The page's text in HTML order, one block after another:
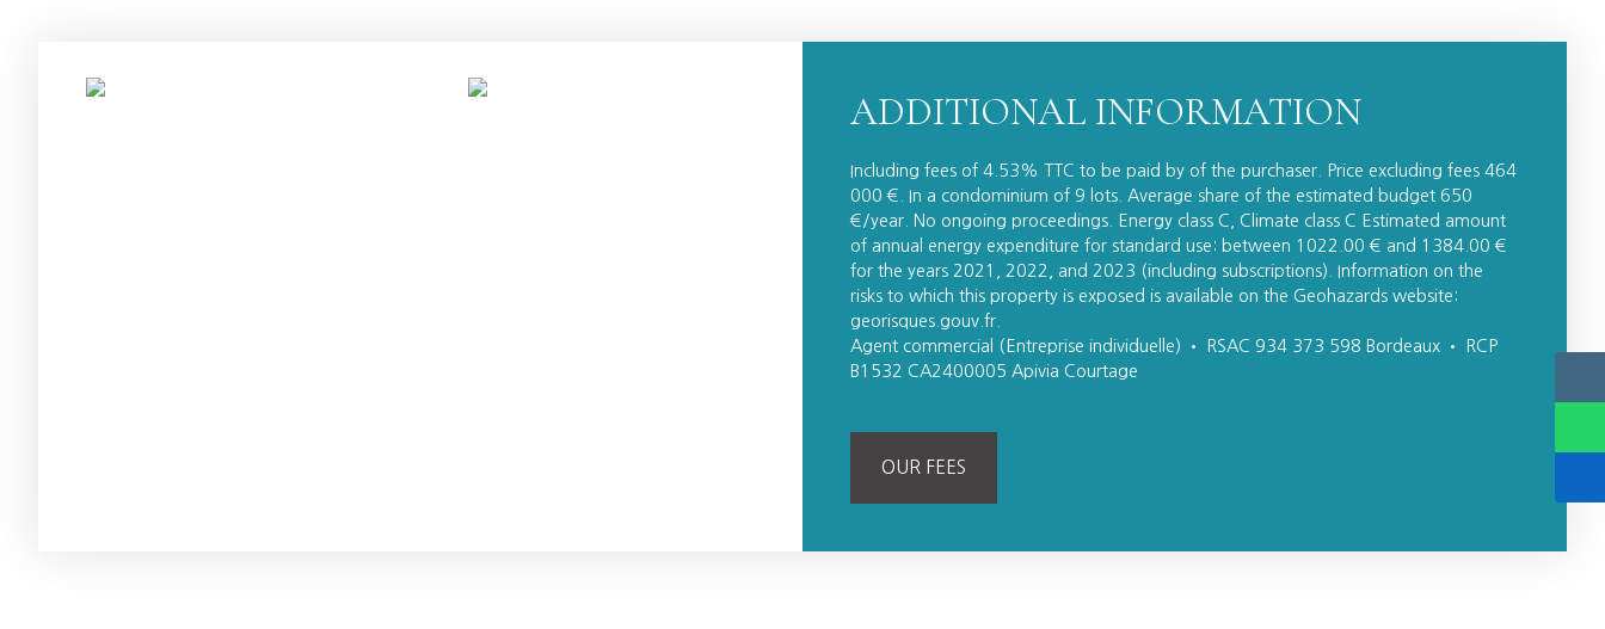
ADDITIONAL INFORMATION
Including fees of 4.53% TTC to be paid by of the purchaser. Price excluding fees 464
000 €. In a condominium of 9 lots. Average share of the estimated budget 650
€/year. No ongoing proceedings. Energy class C, Climate class C Estimated amount
of annual energy expenditure for standard use: between 1022.00 € and 1384.00 €
for the years 2021, 2022, and 2023 (including subscriptions). Information on the
risks to which this property is exposed is available on the Geohazards website:
georisques.gouv.fr.
Agent commercial (Entreprise individuelle) • RSAC 934 373 598 Bordeaux • RCP
B1532 CA2400005 Apivia Courtage
OUR FEES